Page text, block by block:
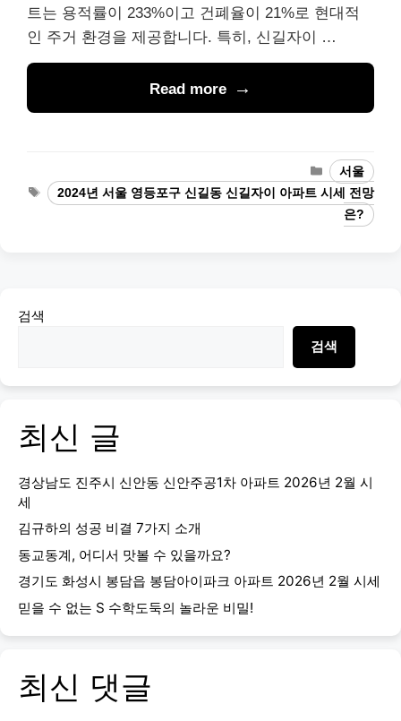
트는 용적률이 233%이고 건폐율이 21%로 현대적
인 주거 환경을 제공합니다. 특히, 신길자이 …
Read more
Categories
서울
Tags
2024년 서울 영등포구 신길동 신길자이 아파트 시세 전망
은?
검색
검색
최신 글
경상남도 진주시 신안동 신안주공1차 아파트 2026년 2월 시
세
김규하의 성공 비결 7가지 소개
동교동계, 어디서 맛볼 수 있을까요?
경기도 화성시 봉담읍 봉담아이파크 아파트 2026년 2월 시세
믿을 수 없는 S 수학도둑의 놀라운 비밀!
최신 댓글